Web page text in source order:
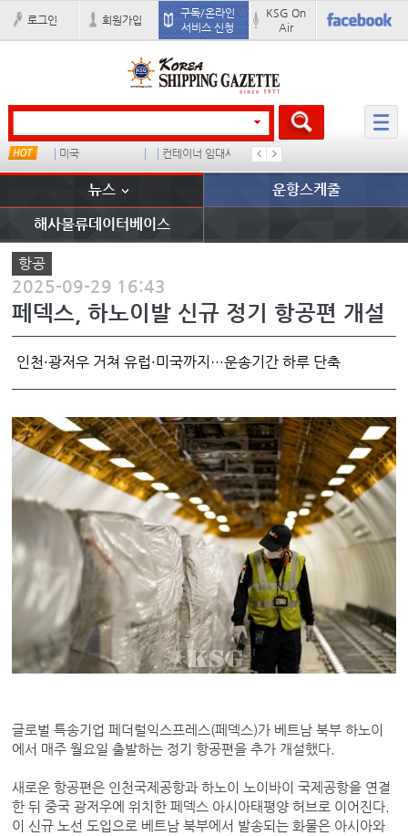
로그인 회원가입
구독/온라인
서비스 신청
KSG On
Air
미국 컨테이너 임대사 석도
뉴스 운항스케줄
해사물류데이터베이스
항공
2025-09-29 16:43
페덱스, 하노이발 신규 정기 항공편 개설
인천·광저우 거쳐 유럽·미국까지…운송기간 하루 단축
글로벌 특송기업 페더럴익스프레스(페덱스)가 베트남 북부 하노이
에서 매주 월요일 출발하는 정기 항공편을 추가 개설했다.
새로운 항공편은 인천국제공항과 하노이 노이바이 국제공항을 연결
한 뒤 중국 광저우에 위치한 페덱스 아시아태평양 허브로 이어진다.
이 신규 노선 도입으로 베트남 북부에서 발송되는 화물은 아시아와